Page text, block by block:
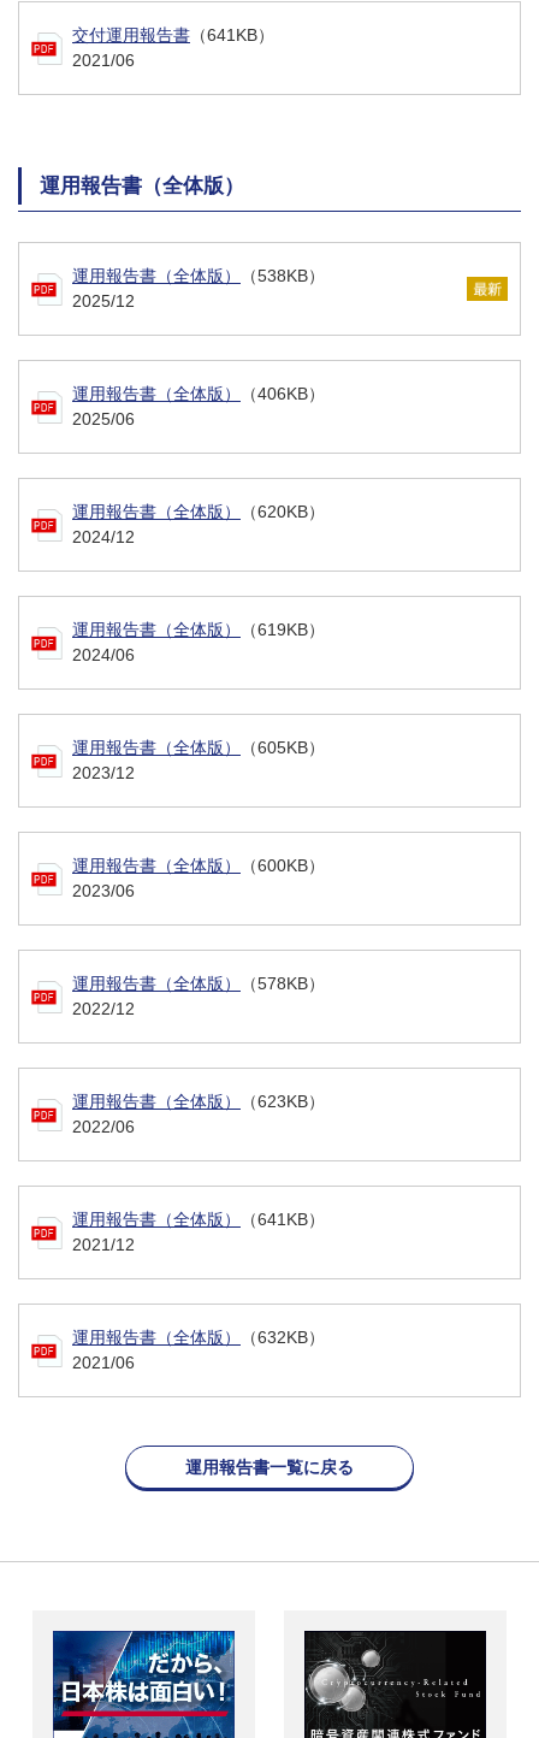
交付運用報告書 （641KB）
2021/06
運用報告書（全体版）
運用報告書（全体版）
（538KB）
2025/12
運用報告書（全体版）
（406KB）
2025/06
運用報告書（全体版）
（620KB）
2024/12
運用報告書（全体版）
（619KB）
2024/06
運用報告書（全体版）
（605KB）
2023/12
運用報告書（全体版）
（600KB）
2023/06
運用報告書（全体版）
（578KB）
2022/12
運用報告書（全体版）
（623KB）
2022/06
運用報告書（全体版）
（641KB）
2021/12
運用報告書（全体版）
（632KB）
2021/06
運用報告書一覧に戻る